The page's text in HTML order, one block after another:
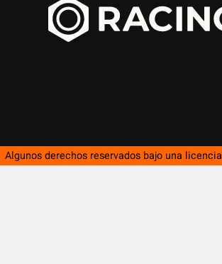
Algunos derechos reservados bajo una licencia